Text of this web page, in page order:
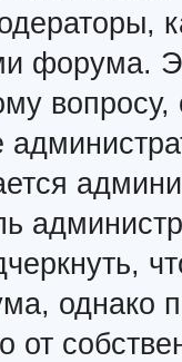
форума.
однако
от